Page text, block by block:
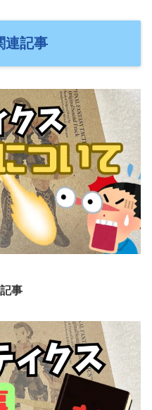
連記事
事